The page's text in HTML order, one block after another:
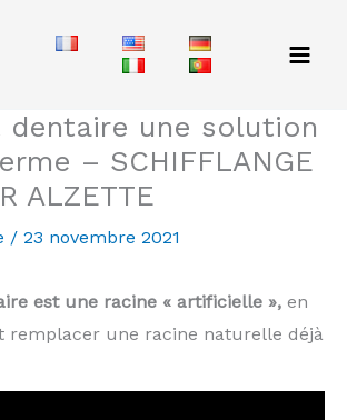
dentaire une solution
– SCHIFFLANGE
ALZETTE
/ 23 novembre 2021
est une racine « artificielle », en
remplacer une racine naturelle déjà